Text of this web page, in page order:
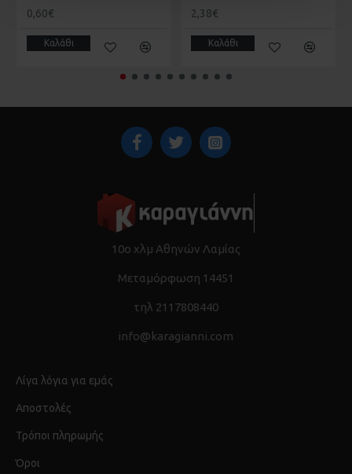
0,60€
Καλάθι
2,38€
Καλάθι
10ο χλμ Αθηνών Λαμίας
Μεταμόρφωση 14451
τηλ 2117808440
info@karagianni.com
Λίγα λόγια για εμάς
Αποστολές
Τρόποι πληρωμής
Όροι